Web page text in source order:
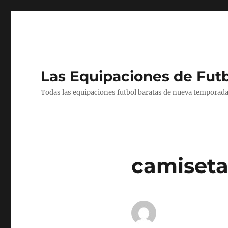
Las Equipaciones de
Todas las equipaciones futbol baratas de nueva